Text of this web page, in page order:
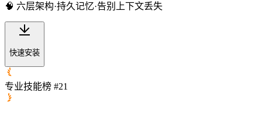
🧠 六层架构·持久记忆·告别上下文丢失
快速安装
专业技能榜 #21